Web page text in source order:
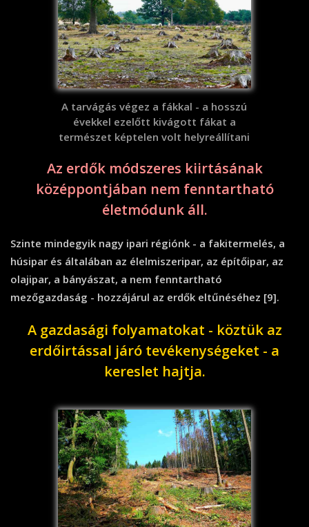
A tarvágás végez a fákkal - a hosszú
évekkel ezelőtt kivágott fákat a
természet képtelen volt helyreállítani
Az erdők módszeres kiirtásának
középpontjában nem fenntartható
életmódunk áll.
Szinte mindegyik nagy ipari régiónk - a fakitermelés, a
húsipar és általában az élelmiszeripar, az építőipar, az
olajipar, a bányászat, a nem fenntartható
mezőgazdaság - hozzájárul az erdők eltűnéséhez [9].
A gazdasági folyamatokat - köztük az
erdőirtással járó tevékenységeket - a
kereslet hajtja.